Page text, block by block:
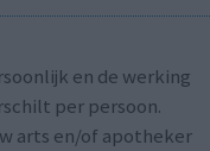
en de werking
per persoon.
arts en/of apotheker